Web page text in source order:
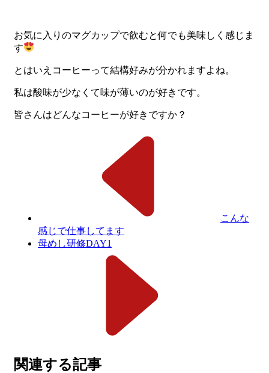
お気に入りのマグカップで飲むと何でも美味しく感じま
す
とはいえコーヒーって結構好みが分かれますよね。
私は酸味が少なくて味が薄いのが好きです。
皆さんはどんなコーヒーが好きですか？
こんな
感じで仕事してます
母めし研修DAY1
関連する記事